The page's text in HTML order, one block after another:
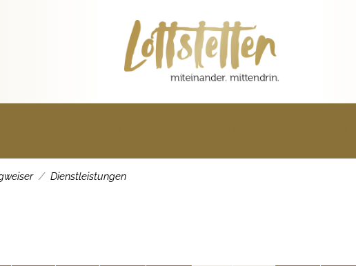
Dienstleistungen